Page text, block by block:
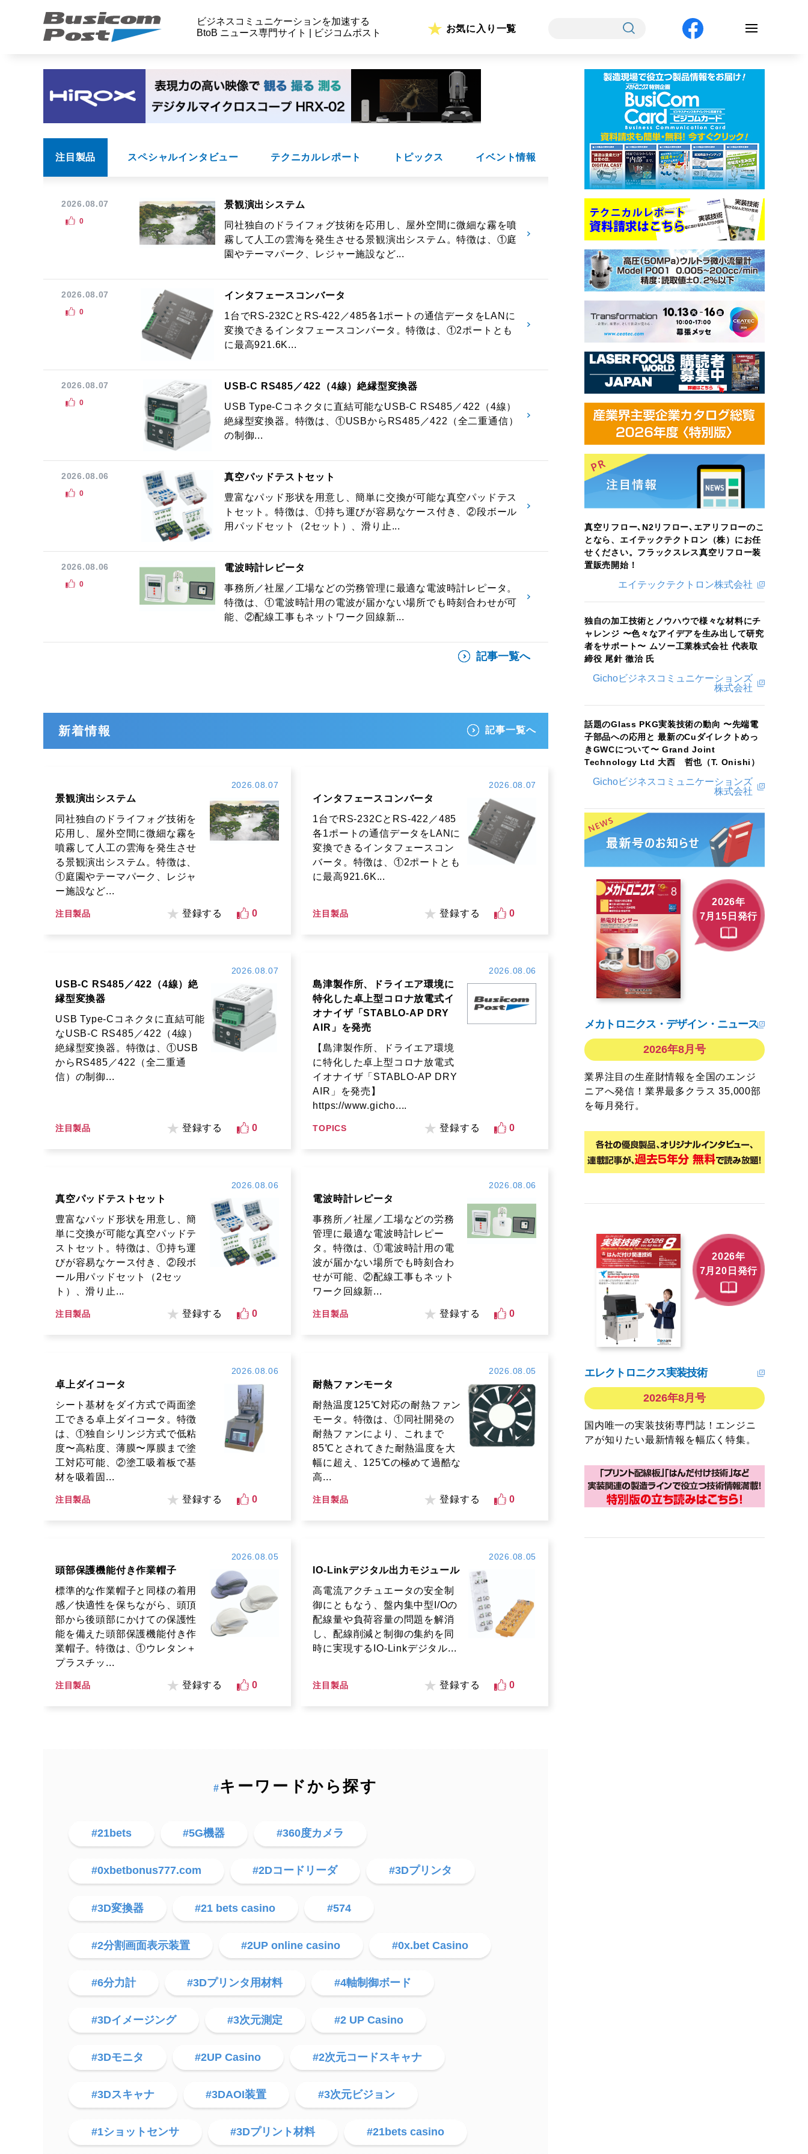
ビジネスコミュニケーションを加速する
BtoB ニュース専門サイト | ビジコムポスト
お気に入り一覧
注目製品 スペシャルインタビュー テクニカルレポート トピックス イベント情報
2026.08.07
景観演出システム
同社独自のドライフォグ技術を応用し、屋外空間に微細な霧を噴
霧して人工の雲海を発生させる景観演出システム。特徴は、①庭
園やテーマパーク、レジャー施設など...
0
2026.08.07
インタフェースコンバータ
1台でRS-232CとRS-422／485各1ポートの通信データをLANに
変換できるインタフェースコンバータ。特徴は、①2ポートとも
に最高921.6K...
0
2026.08.07
USB-C RS485／422（4線）絶縁型変換器
USB Type-Cコネクタに直結可能なUSB-C RS485／422（4線）
絶縁型変換器。特徴は、①USBからRS485／422（全二重通信）
の制御...
0
2026.08.06
真空パッドテストセット
豊富なパッド形状を用意し、簡単に交換が可能な真空パッドテス
トセット。特徴は、①持ち運びが容易なケース付き、②段ボール
用パッドセット（2セット）、滑り止...
0
2026.08.06
電波時計レピータ
事務所／社屋／工場などの労務管理に最適な電波時計レピータ。
特徴は、①電波時計用の電波が届かない場所でも時刻合わせが可
能、②配線工事もネットワーク回線新...
0
記事一覧へ
新着情報 記事一覧へ
2026.08.07
景観演出システム
同社独自のドライフォグ技術を
応用し、屋外空間に微細な霧を
噴霧して人工の雲海を発生させ
る景観演出システム。特徴は、
①庭園やテーマパーク、レジャ
ー施設など...
注目製品 登録する 0
2026.08.07
インタフェースコンバータ
1台でRS-232CとRS-422／485
各1ポートの通信データをLANに
変換できるインタフェースコン
バータ。特徴は、①2ポートとも
に最高921.6K...
注目製品 登録する 0
2026.08.07
USB-C RS485／422（4線）絶
縁型変換器
USB Type-Cコネクタに直結可能
なUSB-C RS485／422（4線）
絶縁型変換器。特徴は、①USB
からRS485／422（全二重通
信）の制御...
注目製品 登録する 0
2026.08.06
島津製作所、ドライエア環境に
特化した卓上型コロナ放電式イ
オナイザ「STABLO-AP DRY
AIR」を発売
【島津製作所、ドライエア環境
に特化した卓上型コロナ放電式
イオナイザ「STABLO-AP DRY
AIR」を発売】
https://www.gicho....
TOPICS 登録する 0
2026.08.06
真空パッドテストセット
豊富なパッド形状を用意し、簡
単に交換が可能な真空パッドテ
ストセット。特徴は、①持ち運
びが容易なケース付き、②段ボ
ール用パッドセット（2セッ
ト）、滑り止...
注目製品 登録する 0
2026.08.06
電波時計レピータ
事務所／社屋／工場などの労務
管理に最適な電波時計レピー
タ。特徴は、①電波時計用の電
波が届かない場所でも時刻合わ
せが可能、②配線工事もネット
ワーク回線新...
注目製品 登録する 0
2026.08.06
卓上ダイコータ
シート基材をダイ方式で両面塗
工できる卓上ダイコータ。特徴
は、①独自シリンジ方式で低粘
度〜高粘度、薄膜〜厚膜まで塗
工対応可能、②塗工吸着板で基
材を吸着固...
注目製品 登録する 0
2026.08.05
耐熱ファンモータ
耐熱温度125℃対応の耐熱ファン
モータ。特徴は、①同社開発の
耐熱ファンにより、これまで
85℃とされてきた耐熱温度を大
幅に超え、125℃の極めて過酷な
高...
注目製品 登録する 0
2026.08.05
頭部保護機能付き作業帽子
標準的な作業帽子と同様の着用
感／快適性を保ちながら、頭頂
部から後頭部にかけての保護性
能を備えた頭部保護機能付き作
業帽子。特徴は、①ウレタン＋
プラスチッ...
注目製品 登録する 0
2026.08.05
IO-Linkデジタル出力モジュール
高電流アクチュエータの安全制
御にともなう、盤内集中型I/Oの
配線量や負荷容量の問題を解消
し、配線削減と制御の集約を同
時に実現するIO-Linkデジタル...
注目製品 登録する 0
#キーワードから探す
#21bets #5G機器 #360度カメラ
#0xbetbonus777.com #2Dコードリーダ #3Dプリンタ
#3D変換器 #21 bets casino #574
#2分割画面表示装置 #2UP online casino #0x.bet Casino
#6分力計 #3Dプリンタ用材料 #4軸制御ボード
#3Dイメージング #3次元測定 #2 UP Casino
#3Dモニタ #2UP Casino #2次元コードスキャナ
#3Dスキャナ #3DAOI装置 #3次元ビジョン
#1ショットセンサ #3Dプリント材料 #21bets casino
真空リフロー､N2リフロー､エアリフローのこ
となら、エイテックテクトロン（株）にお任
せください。フラックスレス真空リフロー装
置販売開始！
エイテックテクトロン株式会社
独自の加工技術とノウハウで様々な材料にチ
ャレンジ 〜色々なアイデアを生み出して研究
者をサポート〜 ムソー工業株式会社 代表取
締役 尾針 徹治 氏
Gichoビジネスコミュニケーションズ
株式会社
話題のGlass PKG実装技術の動向 〜先端電
子部品への応用と 最新のCuダイレクトめっ
きGWCについて〜 Grand Joint
Technology Ltd 大西 哲也（T. Onishi）
Gichoビジネスコミュニケーションズ
株式会社
2026年
7月15日発行
メカトロニクス・デザイン・ニュース
2026年8月号
業界注目の生産財情報を全国のエンジ
ニアへ発信！業界最多クラス 35,000部
を毎月発行。
2026年
7月20日発行
エレクトロニクス実装技術
2026年8月号
国内唯一の実装技術専門誌！エンジニ
アが知りたい最新情報を幅広く特集。